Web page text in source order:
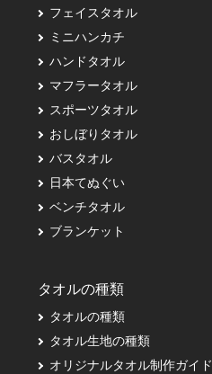
フェイスタオル
ミニハンカチ
ハンドタオル
マフラータオル
スポーツタオル
おしぼりタオル
バスタオル
日本てぬぐい
ベンチタオル
ブランケット
タオルの種類
タオルの種類
タオル生地の種類
オリジナルタオル制作ガイド